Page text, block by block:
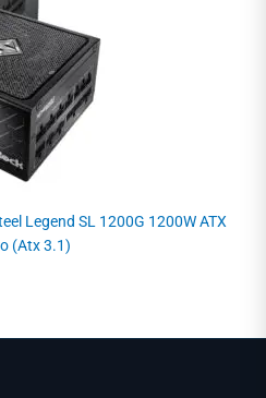
Legend SL 1200G 1200W ATX
(Atx 3.1)